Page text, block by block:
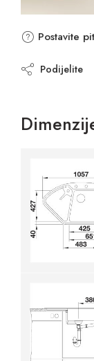
Postavite
Podijelite